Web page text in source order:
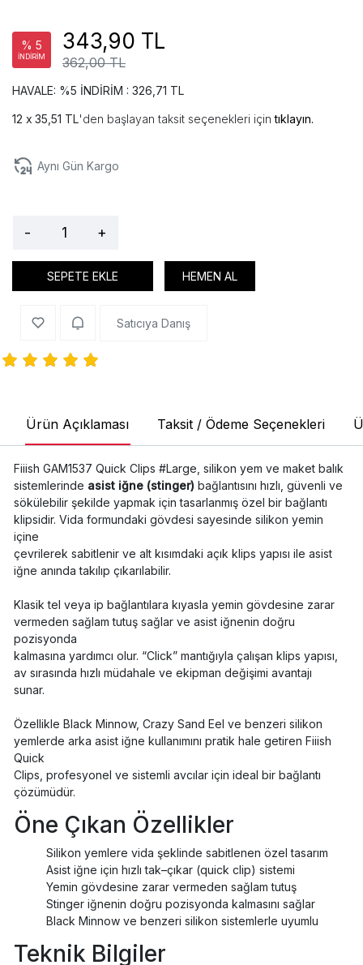
% 5
İNDİRİM 362,00 TL
343,90 TL
HAVALE: %5 İNDİRİM : 326,71 TL
35,51 TL'den başlayan taksit seçenekleri içintıklayın.
Aynı Gün Kargo
- +
SEPETE EKLE HEMEN AL
Satıcıya Danış
Ürün Açıklaması Taksit / Ödeme Seçenekleri
Fiiish GAM1537 Quick Clips #Large, silikon yem ve maket balık
sistemlerinde asist iğne (stinger) bağlantısını hızlı, güvenli ve
sökülebilir şekilde yapmak için tasarlanmış özel bir bağlantı
klipsidir. Vida formundaki gövdesi sayesinde silikon yemin
içine
çevrilerek sabitlenir ve alt kısımdaki açık klips yapısı ile asist
iğne anında takılıp çıkarılabilir.
Klasik tel veya ip bağlantılara kıyasla yemin gövdesine zarar
vermeden sağlam tutuş sağlar ve asist iğnenin doğru
pozisyonda
kalmasına yardımcı olur. “Click” mantığıyla çalışan klips yapısı,
av sırasında hızlı müdahale ve ekipman değişimi avantajı
sunar.
Özellikle Black Minnow, Crazy Sand Eel ve benzeri silikon
yemlerde arka asist iğne kullanımını pratik hale getiren Fiiish
Quick
Clips, profesyonel ve sistemli avcılar için ideal bir bağlantı
çözümüdür.
Öne Çıkan Özellikler
Silikon yemlere vida şeklinde sabitlenen özel tasarım
Asist iğne için hızlı tak–çıkar (quick clip) sistemi
Yemin gövdesine zarar vermeden sağlam tutuş
Stinger iğnenin doğru pozisyonda kalmasını sağlar
Black Minnow ve benzeri silikon sistemlerle uyumlu
Teknik Bilgiler